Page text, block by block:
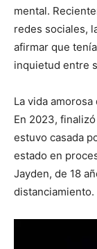
mental.
redes sociales,
afirmar que
inquietud entre
La vida
En 2023,
estuvo casada
estado en
Jayden, de 18
distanciamiento.